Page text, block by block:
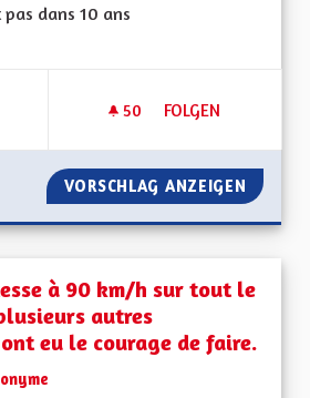
dans 10 ans
50 50 FOLLOWER
FOLGEN
VORSCHLAG ANZEIGEN
à 90 km/h sur tout le
autres
eu le courage de faire.